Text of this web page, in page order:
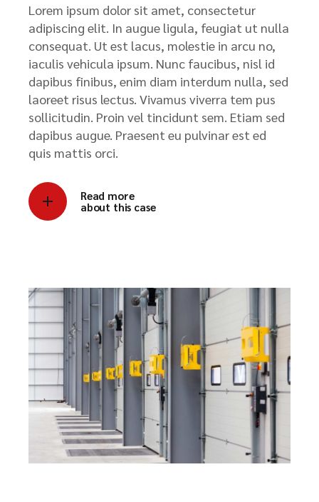
Lorem ipsum dolor sit amet, consectetur
adipiscing elit. In augue ligula, feugiat ut nulla
consequat. Ut est lacus, molestie in arcu no,
iaculis vehicula ipsum. Nunc faucibus, nisl id
dapibus finibus, enim diam interdum nulla, sed
laoreet risus lectus. Vivamus viverra tem pus
sollicitudin. Proin vel tincidunt sem. Etiam sed
dapibus augue. Praesent eu pulvinar est ed
quis mattis orci.
Read more
about this case